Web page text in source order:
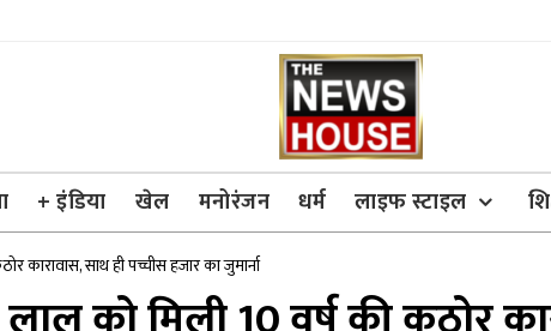
+ इंडिया खेल मनोरंजन धर्म लाइफ स्टाइल
साथ ही पच्चीस हजार का जुमार्ना